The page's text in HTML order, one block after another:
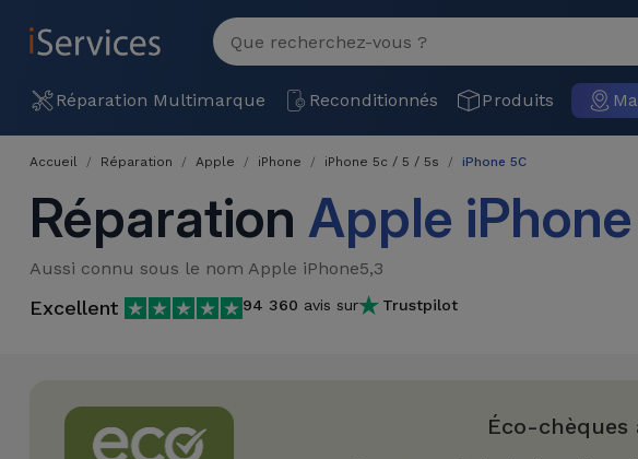
Réparation Multimarque Reconditionnés Produits
MENU
Réparation
Différentes
Causes de
Pannes
Macbook
iPhone
Reconditionnés
iPads
Reconditionnés
Produits
DJIMagasins
Voir
Accueil Réparation Apple iPhone iPhone 5c / 5 / 5s iPhone 5C
Réparation Apple
Aussi connu sous le nom Apple iPhone5,3
Excellent 94 360 avis sur Trustpilot
Éco-chèques